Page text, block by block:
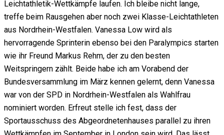
Leichtathletik-Wettkämpfe laufen. Ich bleibe nicht lange,
treffe beim Rausgehen aber noch zwei Klasse-Leichtathleten
aus Nordrhein-Westfalen. Vanessa Low wird als
hervorragende Sprinterin ebenso bei den Paralympics starten
wie ihr Freund Markus Rehm, der zu den besten
Weitspringern zählt. Beide habe ich am Vorabend der
Bundesversammlung im März kennen gelernt, denn Vanessa
war von der SPD in Nordrhein-Westfalen als Wahlfrau
nominiert worden. Erfreut stelle ich fest, dass der
Sportausschuss des Abgeordnetenhauses parallel zu ihren